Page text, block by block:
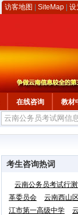
访客地图 SiteMap 设
在线咨询
教材
考生咨询热词
云南公务员考试行
革委员会
云南西山
江市第一高级中学